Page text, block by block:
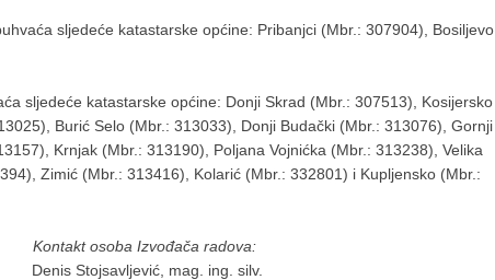
sljedeće katastarske općine: Pribanjci (Mbr.: 307904), Bosiljevo
sljedeće katastarske općine: Donji Skrad (Mbr.: 307513), Kosijersko
Burić Selo (Mbr.: 313033), Donji Budački (Mbr.: 313076), Gornji
Krnjak (Mbr.: 313190), Poljana Vojnićka (Mbr.: 313238), Velika
Zimić (Mbr.: 313416), Kolarić (Mbr.: 332801) i Kupljensko (Mbr.:
Kontakt osoba Izvođača radova:
mag. ing. silv.